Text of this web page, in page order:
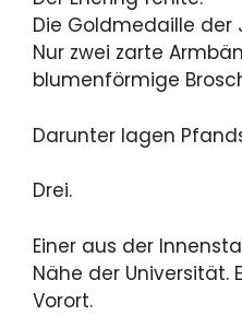
Die Goldmedaille
Nur zwei zarte
blumenförmige
Darunter lagen
Drei.
Einer aus der
Nähe der Universität.
Vorort.